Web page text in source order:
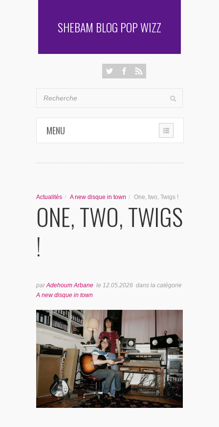
SHEBAM BLOG POP WIZZ
MENU
PENSÉES & AUTRES AVENTURES
BONUS TRACKS
Actualités / A new disque in town / One, two, Twigs !
ONE, TWO, TWIGS
!
parAdehoum Arbane le 12.05.2026 dans la catégorie
A new disque in town